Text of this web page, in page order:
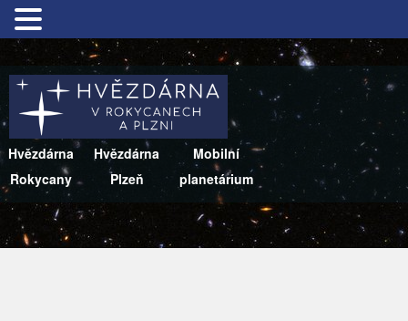
Hvězdárna
Rokycany
Hvězdárna
Plzeň
Mobilní
planetárium